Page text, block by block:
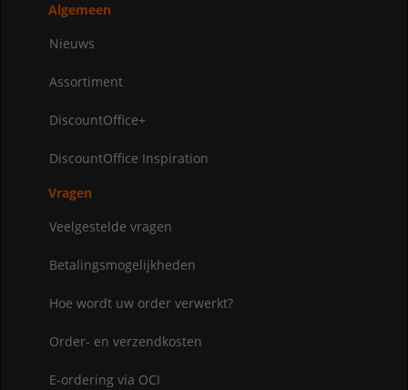
Algemeen
Nieuws
Assortiment
DiscountOffice+
DiscountOffice Inspiration
Vragen
Veelgestelde vragen
Betalingsmogelijkheden
Hoe wordt uw order verwerkt?
Order- en verzendkosten
E-ordering via OCI